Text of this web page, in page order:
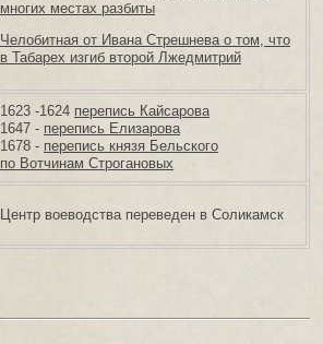
многих местах разбиты
Челобитная от Ивана Стрешнева о том, что
в Табарех изгиб второй Лжедмитрий
1623 -1624 перепись Кайсарова
1647 - перепись Елизарова
1678 - перепись князя Бельского
по Вотчинам Строгановых
Центр воеводства переведен в Соликамск